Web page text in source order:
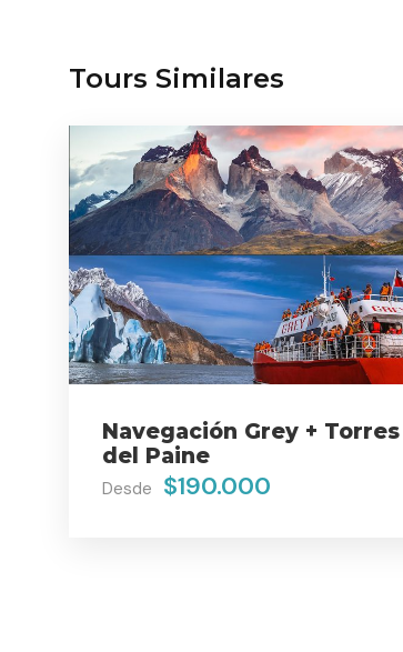
Tours Similares
Navegación Grey + Torres
del Paine
Desde $190.000